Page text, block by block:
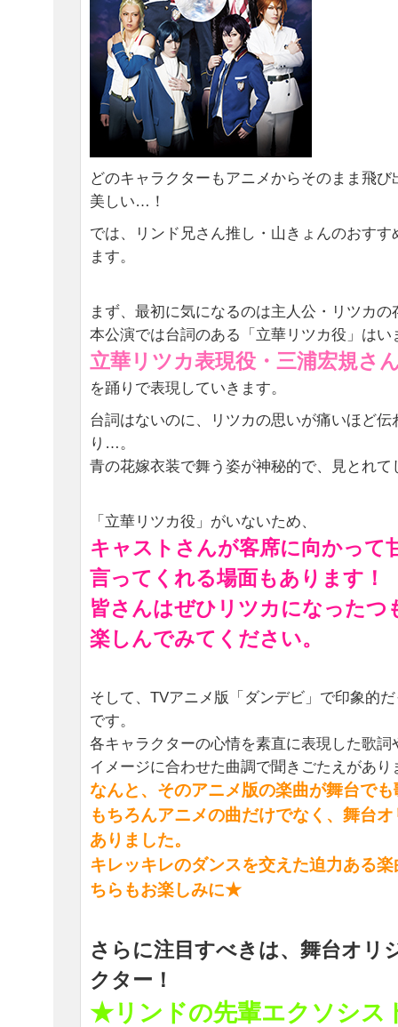
どのキャラクターもアニメからそのまま飛
美しい…！
では、リンド兄さん推し・山きょんのおす
ます。
まず、最初に気になるのは主人公・リツカの
本公演では台詞のある「立華リツカ役」はい
立華リツカ表現役・三浦宏規さ
を踊りで表現していきます。
台詞はないのに、リツカの思いが痛いほど
り…。
青の花嫁衣装で舞う姿が神秘的で、見とれて
「立華リツカ役」がいないため、
キャストさんが客席に向かって
言ってくれる場面もあります！
皆さんはぜひリツカになったつ
楽しんでみてください。
そして、TVアニメ版「ダンデビ」で印象的
です。
各キャラクターの心情を素直に表現した歌詞
イメージに合わせた曲調で聞きごたえがあり
なんと、そのアニメ版の楽曲が舞台で
もちろんアニメの曲だけでなく、舞台
ありました。
キレッキレのダンスを交えた迫力ある
ちらもお楽しみに★
さらに注目すべきは、舞台オリ
クター！
★リンドの先輩エクソシス